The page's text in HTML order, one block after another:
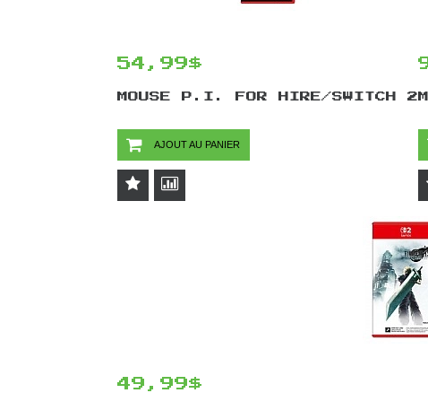
54,99$
MOUSE P.I. FOR HIRE/SWITCH 2
AJOUT AU PANIER
49,99$